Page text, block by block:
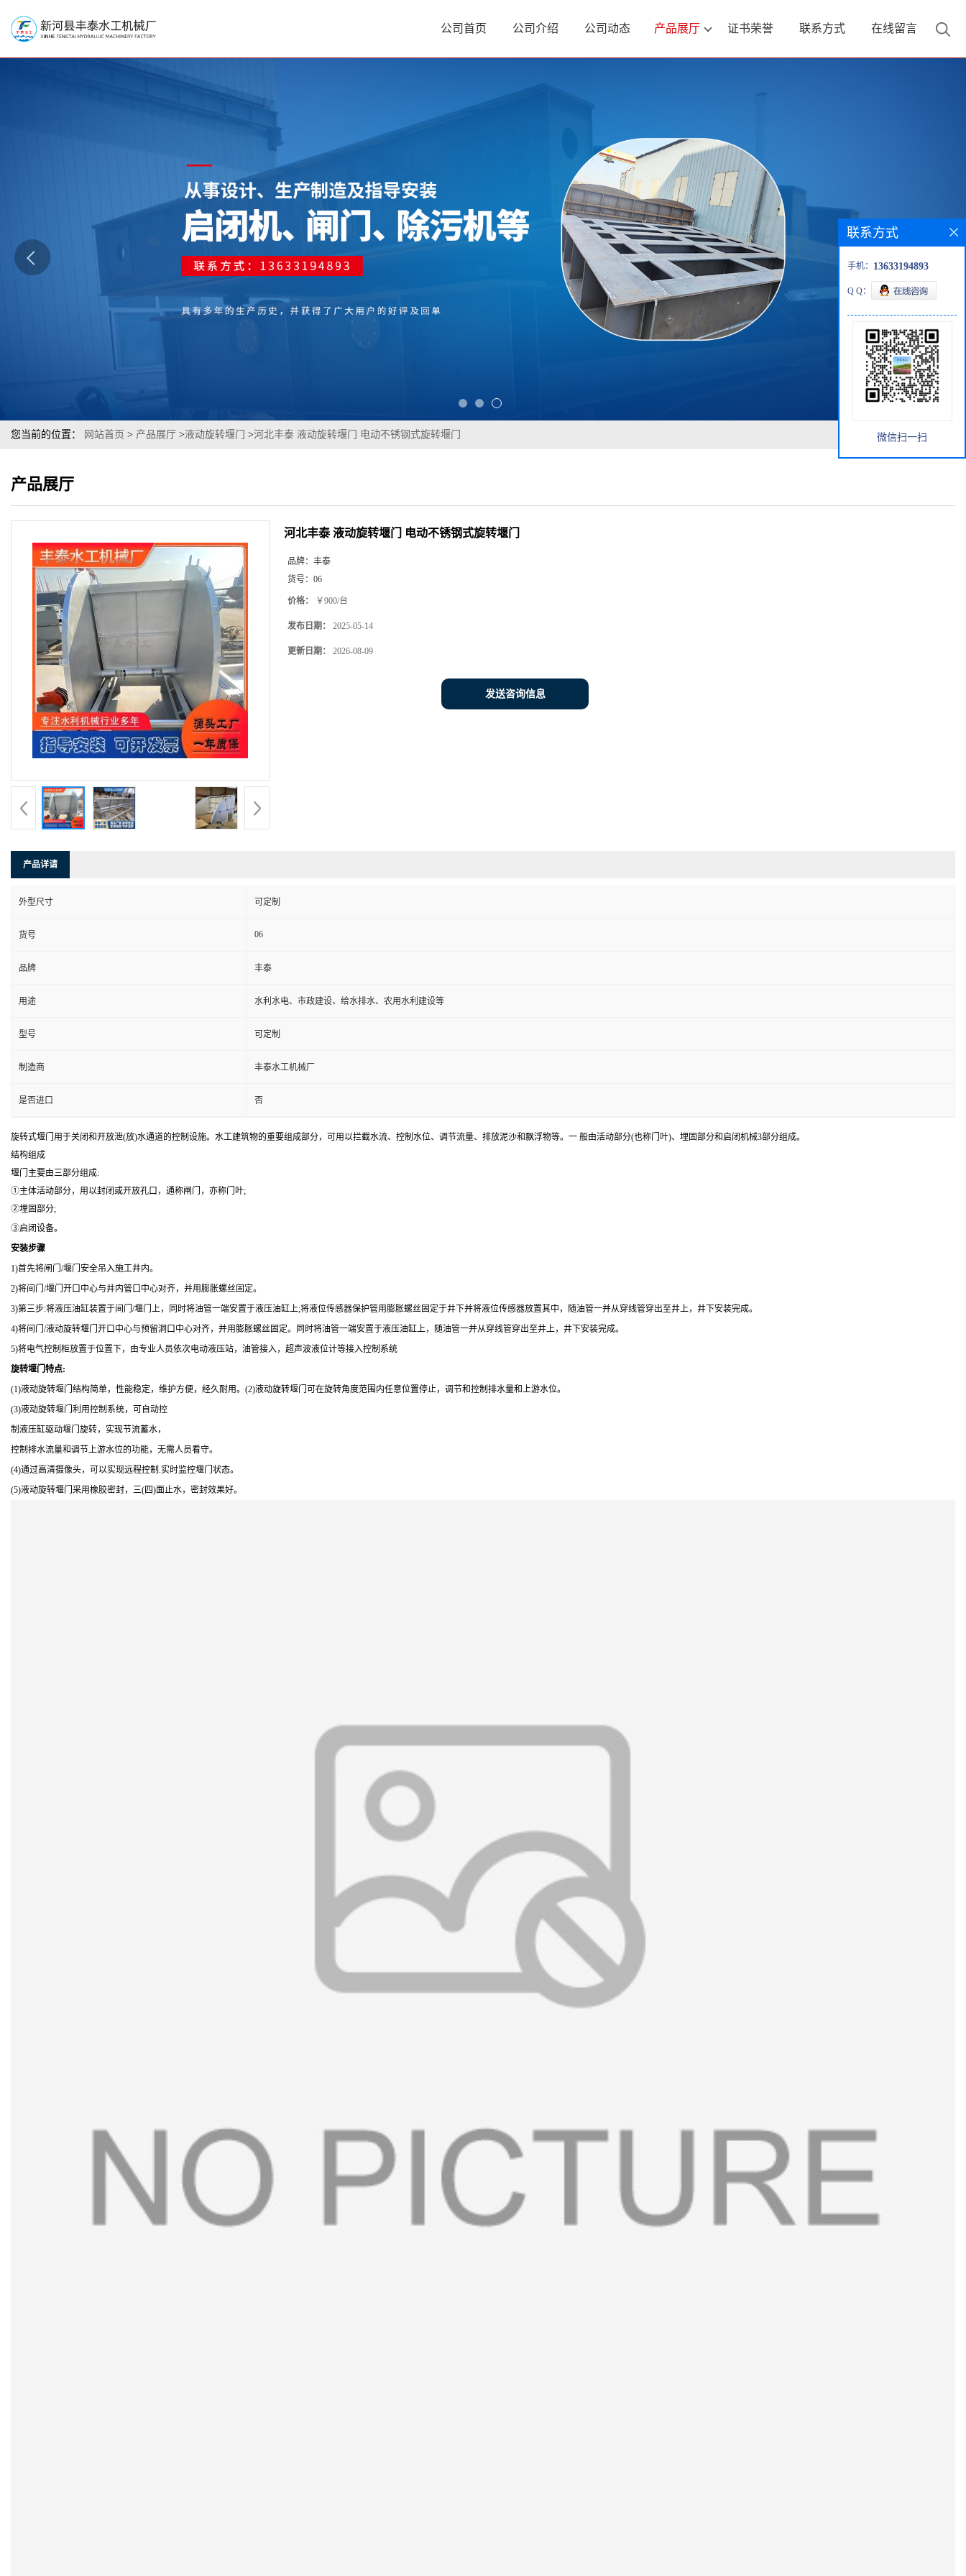
公司首页 公司介绍 公司动态 产品展厅 证书荣誉 联系方式 在线留言
您当前的位置： 网站首页 > 产品展厅 >液动旋转堰门 >河北丰泰 液动旋转堰门 电动不锈钢式旋转堰门
产品展厅
河北丰泰 液动旋转堰门 电动不锈钢式旋转堰门
品牌： 丰泰
货号： 06
价格： ￥900/台
发布日期： 2025-05-14
更新日期： 2026-08-09
发送咨询信息
产品详请
外型尺寸 可定制
货号 06
品牌 丰泰
用途 水利水电、市政建设、给水排水、农用水利建设等
型号 可定制
制造商 丰泰水工机械厂
是否进口 否
旋转式堰门用于关闭和开放泄(放)水通道的控制设施。水工建筑物的重要组成部分，可用以拦截水流、控制水位、调节流量、排放泥沙和飘浮物等。一 般由活动部分(也称门叶)、埋固部分和启闭机械3部分组成。
结构组成
堰门主要由三部分组成:
①主体活动部分，用以封闭或开放孔口，通称闸门，亦称门叶;
②埋固部分;
③启闭设备。
安装步骤
1)首先将闸门/堰门安全吊入施工井内。
2)将间门/堰门开口中心与井内管口中心对齐，并用膨胀螺丝固定。
3)第三步:将液压油缸装置于间门/堰门上，同时将油管一端安置于液压油缸上;将液位传感器保护管用膨胀螺丝固定于井下并将液位传感器放置其中，随油管一并从穿线管穿出至井上，井下安装完成。
4)将间门/液动旋转堰门开口中心与预留洞口中心对齐，并用膨胀螺丝固定。同时将油管一端安置于液压油缸上，随油管一并从穿线管穿出至井上，井下安装完成。
5)将电气控制柜放置于位置下，由专业人员依次电动液压站，油管接入，超声波液位计等接入控制系统
旋转堰门特点:
(1)液动旋转堰门结构简单，性能稳定，维护方便，经久耐用。(2)液动旋转堰门可在旋转角度范围内任意位置停止，调节和控制排水量和上游水位。
(3)液动旋转堰门利用控制系统，可自动控
制液压缸驱动堰门旋转，实现节流蓄水，
控制排水流量和调节上游水位的功能，无需人员看守。
(4)通过高清摄像头，可以实现远程控制.实时监控堰门状态。
(5)液动旋转堰门采用橡胶密封，三(四)面止水，密封效果好。
联系方式
手机： 13633194893
Q Q：
微信扫一扫